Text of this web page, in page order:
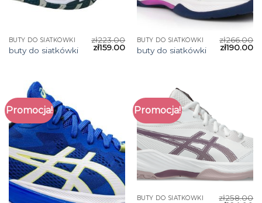
BUTY DO SIATKÓWKI
buty do siatkówki
zł223.00
zł159.00
BUTY DO SIATKÓWKI
buty do siatkówki
zł266.00
zł190.00
Promocja! Promocja!
BUTY DO SIATKÓWKI zł258.00